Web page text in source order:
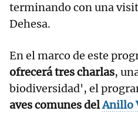
terminando con una
Dehesa.
En el marco de este
ofrecerá tres charlas,
biodiversidad', el
aves comunes delAnillo